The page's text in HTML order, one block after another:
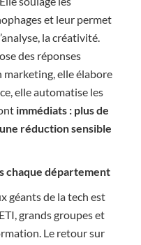
et leur permet
la créativité.
des réponses
marketing, elle élabore
elle automatise les
immédiats : plus de
réduction sensible
chaque département
géants de la tech est
grands groupes et
Le retour sur